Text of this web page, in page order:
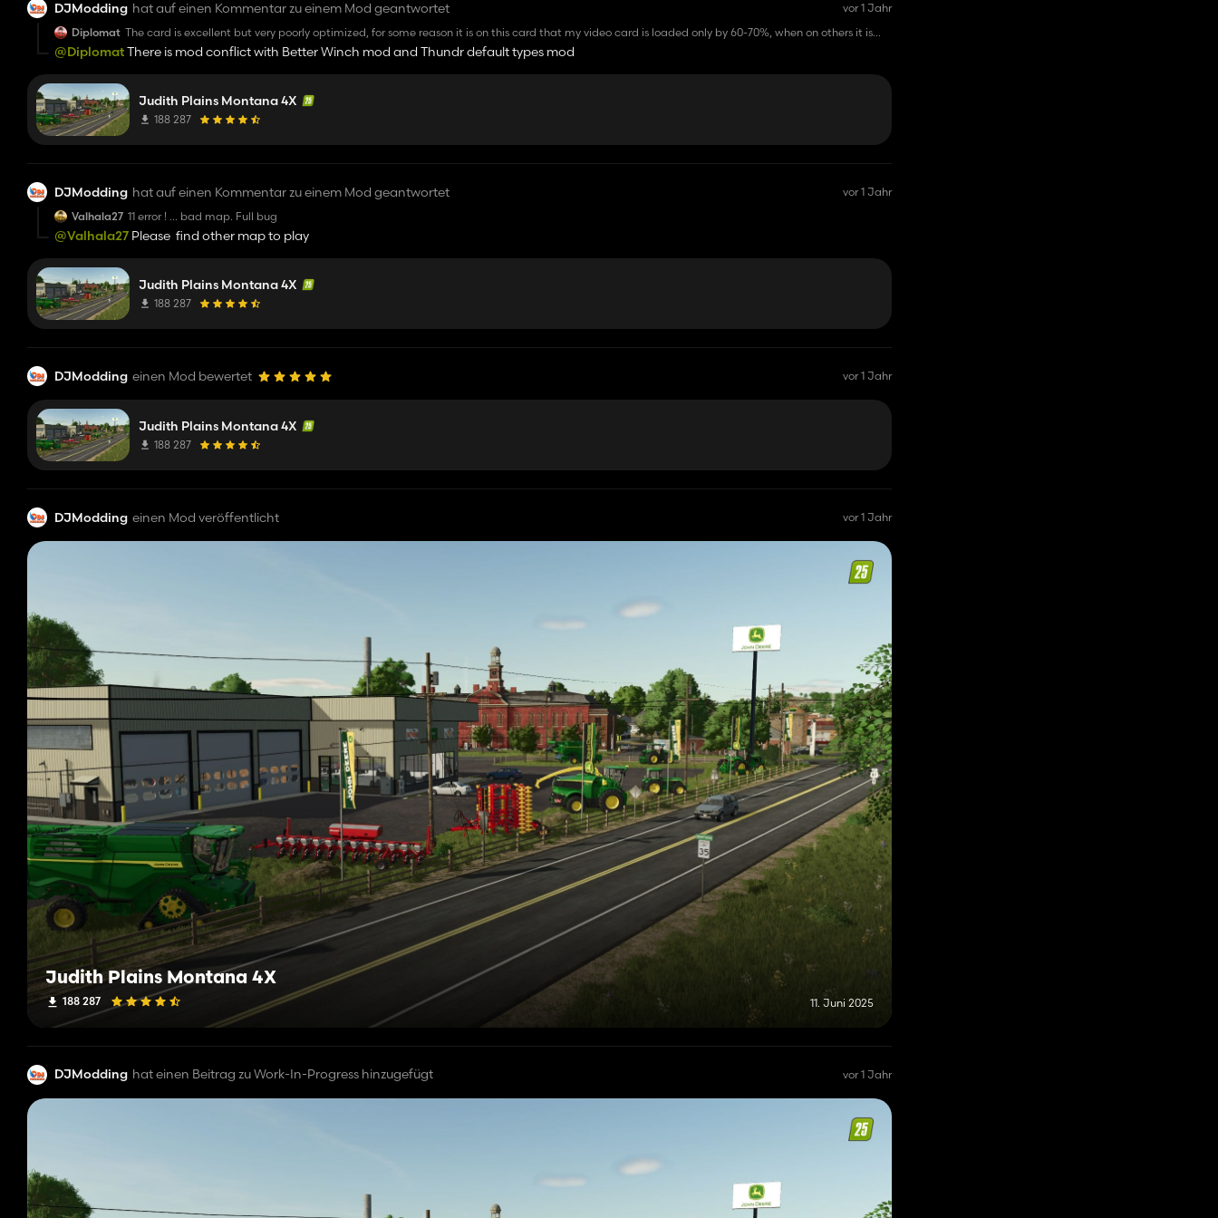
DJModding hat auf einen Kommentar zu einem Mod geantwortet
vor 1 Jahr
Diplomat The card is excellent but very poorly optimized, for some reason it is on this card that my video card is loaded only by 60-70%, when on others it is
more than 90%. I have to lower the graphics settings from ultra to standard, which makes the card unplayable for me.
@DiplomatThere is mod conflict with Better Winch mod and Thundr default types mod
Judith Plains Montana 4X
188 287
DJModding hat auf einen Kommentar zu einem Mod geantwortet
vor 1 Jahr
Valhala27 11 error ! ... bad map. Full bug
@Valhala27 Please find other map to play
Judith Plains Montana 4X
188 287
DJModding einen Mod bewertet vor 1 Jahr
Judith Plains Montana 4X
188 287
DJModding einen Mod veröffentlicht vor 1 Jahr
Judith Plains Montana 4X
188 287 11. Juni 2025
DJModding hat einen Beitrag zu Work-In-Progress hinzugefügt vor 1 Jahr